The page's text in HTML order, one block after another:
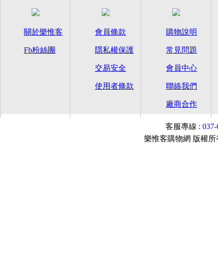
關於樂惟客
Fb粉絲團
會員條款
隱私權保護
交易安全
使用者條款
購物說明
常見問題
會員中心
聯絡我們
廠商合作
客服專線 :
樂惟客購物網 版權所